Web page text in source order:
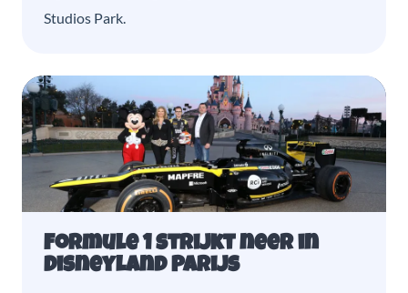
Studios Park.
Formule 1 strijkt neer in
Disneyland Parijs